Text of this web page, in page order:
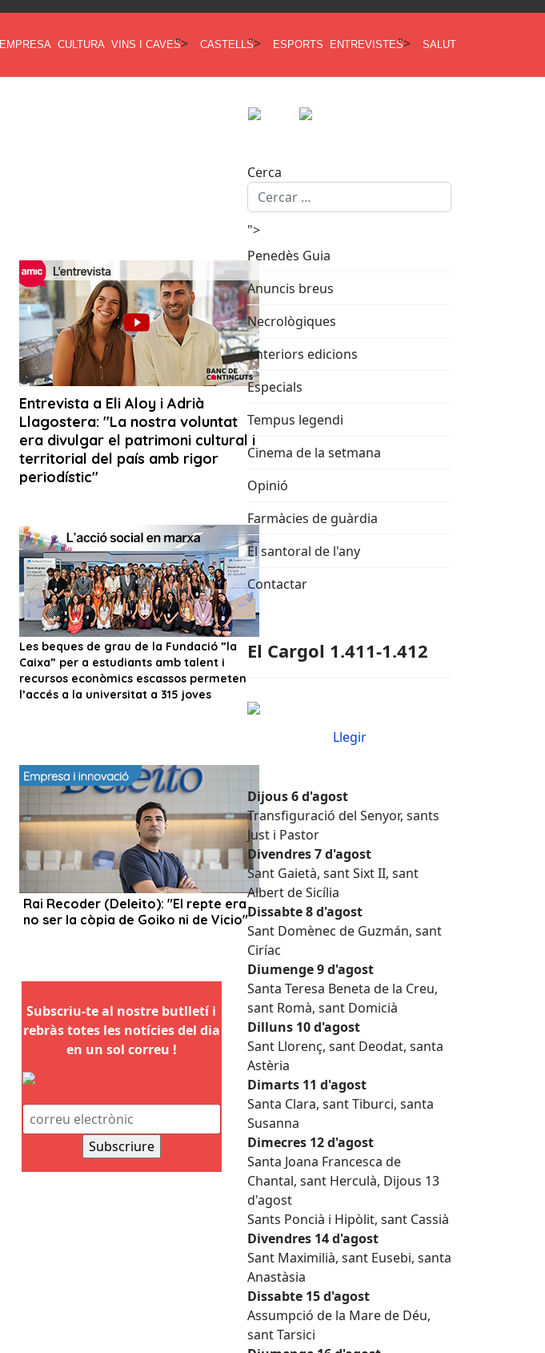
EMPRESA CULTURA VINS I CAVES"> CASTELLS"> ESPORTS ENTREVISTES"> SALUT
Cerca
Subscriu-te al nostre butlletí i
rebràs totes les notícies del dia
en un sol correu !
">
Penedès Guia
Anuncis breus
Necrològiques
Anteriors edicions
Especials
Tempus legendi
Cinema de la setmana
Opinió
Farmàcies de guàrdia
El santoral de l'any
Contactar
El Cargol 1.411-1.412
Llegir
Dijous 6 d'agost
Transfiguració del Senyor, sants
Just i Pastor
Divendres 7 d'agost
Sant Gaietà, sant Sixt II, sant
Albert de Sicília
Dissabte 8 d'agost
Sant Domènec de Guzmán, sant
Ciríac
Diumenge 9 d'agost
Santa Teresa Beneta de la Creu,
sant Romà, sant Domicià
Dilluns 10 d'agost
Sant Llorenç, sant Deodat, santa
Astèria
Dimarts 11 d'agost
Santa Clara, sant Tiburci, santa
Susanna
Dimecres 12 d'agost
Santa Joana Francesca de
Chantal, sant Herculà, Dijous 13
d'agost
Sants Poncià i Hipòlit, sant Cassià
Divendres 14 d'agost
Sant Maximilià, sant Eusebi, santa
Anastàsia
Dissabte 15 d'agost
Assumpció de la Mare de Déu,
sant Tarsici